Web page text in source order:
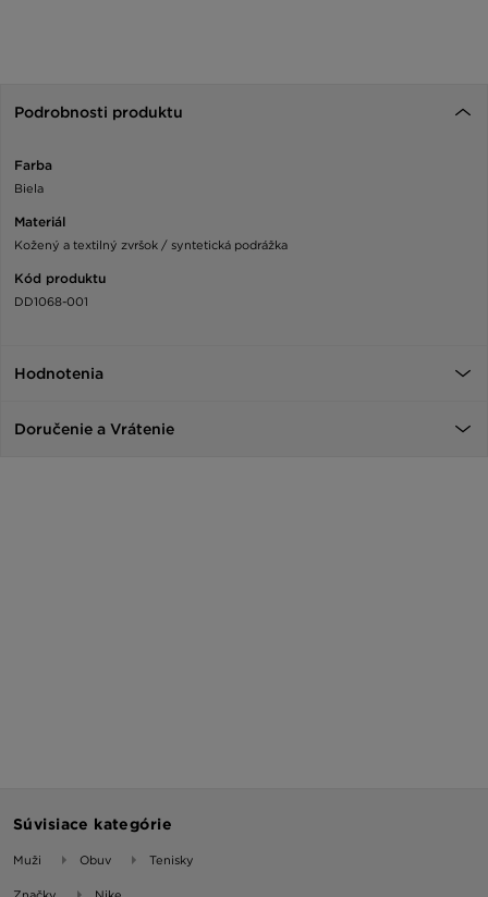
Podrobnosti produktu
Farba
Biela
Materiál
Kožený a textilný zvršok / syntetická podrážka
Kód produktu
DD1068-001
Hodnotenia
Doručenie a Vrátenie
Súvisiace kategórie
Muži Obuv Tenisky